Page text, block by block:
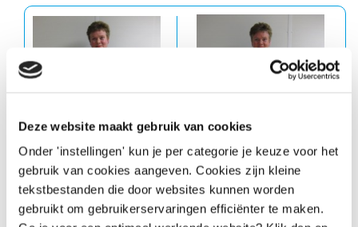
Deze website maakt gebruik van cookies
Onder 'instellingen' kun je per categorie je keuze voor het
gebruik van cookies aangeven. Cookies zijn kleine
tekstbestanden die door websites kunnen worden
gebruikt om gebruikerservaringen efficiënter te maken.